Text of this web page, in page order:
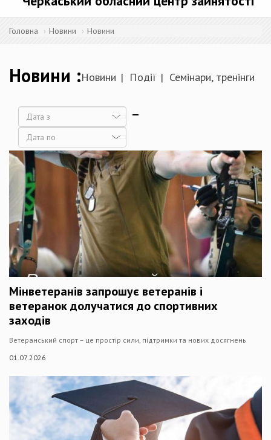
Головна Новини Новини
Новини Новини Події Семінари, тренінги
Дата
Дата
Мінветеранів запрошує ветеранів і
ветеранок долучатися до спортивних
заходів
Ветеранський спорт – це простір сили, підтримки та нових досягнень
01.07.2026